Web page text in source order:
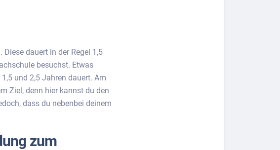
dauert in der Regel 1,5
besuchst. Etwas
und 2,5 Jahren dauert. Am
Ziel, denn hier kannst du den
dass du nebenbei deinem
zum